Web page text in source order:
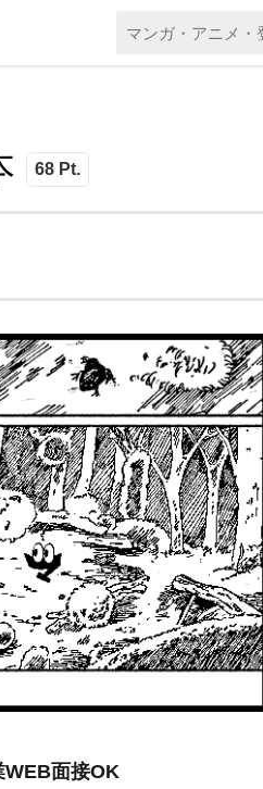
68 Pt.
面接OK